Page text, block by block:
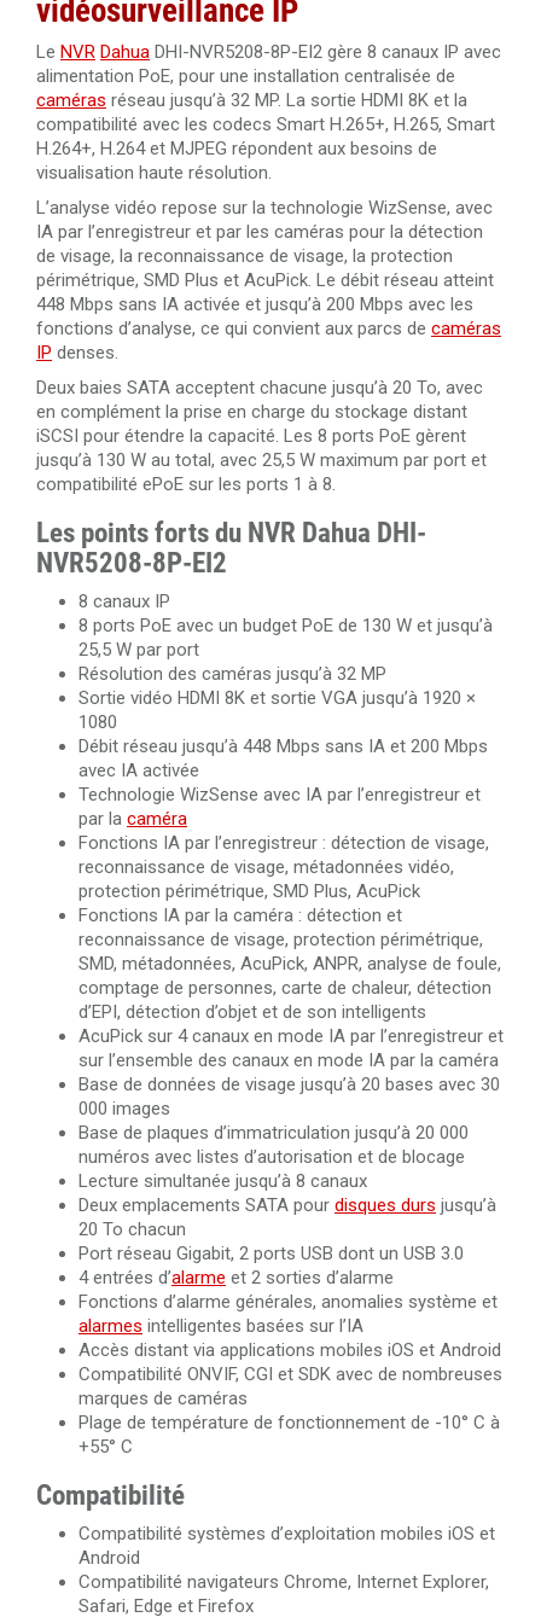
Câble RJ45 Cat. 6 UTP intérieur 305 mètres 100% cuivre
Câble RJ45 Cat. 6 UTP intérieur 305 mètres 100% cuivre
LSZH haute performance Dahua PFM923I-6UN-C
Câble RJ45 Cat.6 UTP extérieur 305 mètres 100% cuivre
Dahua PFM920-6U
Câble HDMI 2.0 amplifié 40 mètres Ultra HD 4K
Câble HDMI 2.0 amplifié 30 mètres Ultra HD 4K
Câble HDMI 2.0 de 50 mètres en fibre optique 4K Ultra
HD 3840x2160@60Hz
Câble HDMI 2.0 de 100 mètres en fibre optique 4K Ultra
HD 3840x2160@60Hz
vidéosurveillance IP
Le NVR Dahua DHI-NVR5208-8P-EI2 gère 8 canaux IP avec
alimentation PoE, pour une installation centralisée de
caméras réseau jusqu’à 32 MP. La sortie HDMI 8K et la
compatibilité avec les codecs Smart H.265+, H.265, Smart
H.264+, H.264 et MJPEG répondent aux besoins de
visualisation haute résolution.
L’analyse vidéo repose sur la technologie WizSense, avec
IA par l’enregistreur et par les caméras pour la détection
de visage, la reconnaissance de visage, la protection
périmétrique, SMD Plus et AcuPick. Le débit réseau atteint
448 Mbps sans IA activée et jusqu’à 200 Mbps avec les
fonctions d’analyse, ce qui convient aux parcs de caméras
IP denses.
Deux baies SATA acceptent chacune jusqu’à 20 To, avec
en complément la prise en charge du stockage distant
iSCSI pour étendre la capacité. Les 8 ports PoE gèrent
jusqu’à 130 W au total, avec 25,5 W maximum par port et
compatibilité ePoE sur les ports 1 à 8.
Les points forts du NVR Dahua DHI-
NVR5208-8P-EI2
8 canaux IP
8 ports PoE avec un budget PoE de 130 W et jusqu’à
25,5 W par port
Résolution des caméras jusqu’à 32 MP
Sortie vidéo HDMI 8K et sortie VGA jusqu’à 1920 ×
1080
Débit réseau jusqu’à 448 Mbps sans IA et 200 Mbps
avec IA activée
Technologie WizSense avec IA par l’enregistreur et
par la caméra
Fonctions IA par l’enregistreur : détection de visage,
reconnaissance de visage, métadonnées vidéo,
protection périmétrique, SMD Plus, AcuPick
Fonctions IA par la caméra : détection et
reconnaissance de visage, protection périmétrique,
SMD, métadonnées, AcuPick, ANPR, analyse de foule,
comptage de personnes, carte de chaleur, détection
d’EPI, détection d’objet et de son intelligents
AcuPick sur 4 canaux en mode IA par l’enregistreur et
sur l’ensemble des canaux en mode IA par la caméra
Base de données de visage jusqu’à 20 bases avec 30
000 images
Base de plaques d’immatriculation jusqu’à 20 000
numéros avec listes d’autorisation et de blocage
Lecture simultanée jusqu’à 8 canaux
Deux emplacements SATA pour disques durs jusqu’à
20 To chacun
Port réseau Gigabit, 2 ports USB dont un USB 3.0
4 entrées d’alarme et 2 sorties d’alarme
Fonctions d’alarme générales, anomalies système et
alarmes intelligentes basées sur l’IA
Accès distant via applications mobiles iOS et Android
Compatibilité ONVIF, CGI et SDK avec de nombreuses
marques de caméras
Plage de température de fonctionnement de -10° C à
+55° C
Compatibilité
Compatibilité systèmes d’exploitation mobiles iOS et
Android
Compatibilité navigateurs Chrome, Internet Explorer,
Safari, Edge et Firefox